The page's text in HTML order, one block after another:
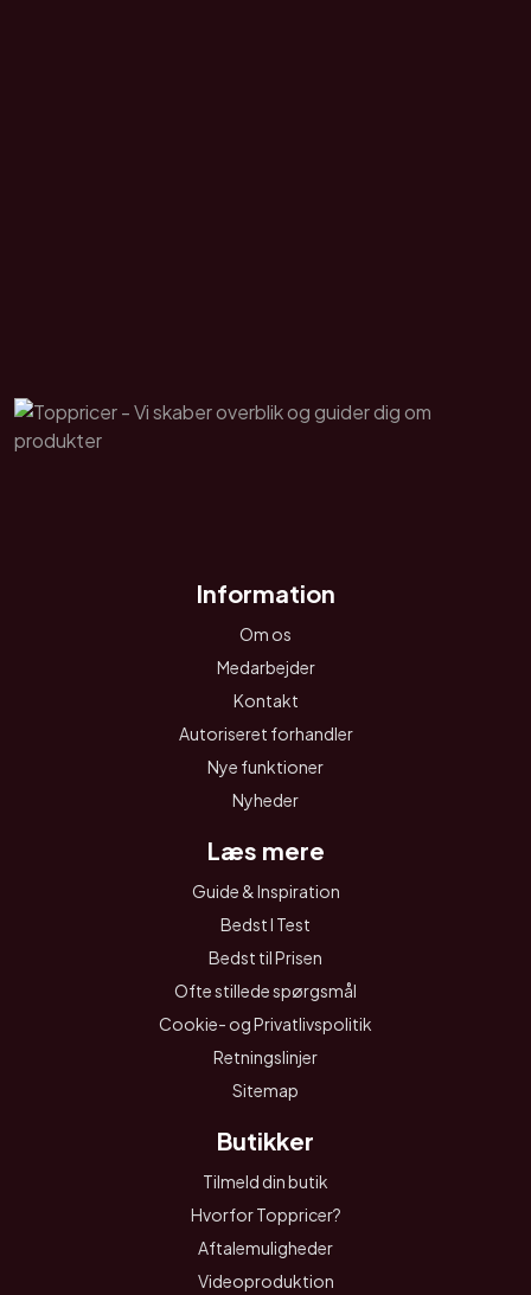
Information
Om os
Medarbejder
Kontakt
Autoriseret forhandler
Nye funktioner
Nyheder
Læs mere
Guide & Inspiration
Bedst I Test
Bedst til Prisen
Ofte stillede spørgsmål
Cookie- og Privatlivspolitik
Retningslinjer
Sitemap
Butikker
Tilmeld din butik
Hvorfor Toppricer?
Aftalemuligheder
Videoproduktion